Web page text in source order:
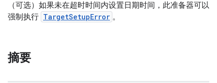
（可选）如果未在超时时间内设置日期时间，此准备器可以
强制执行 TargetSetupError 。
摘要